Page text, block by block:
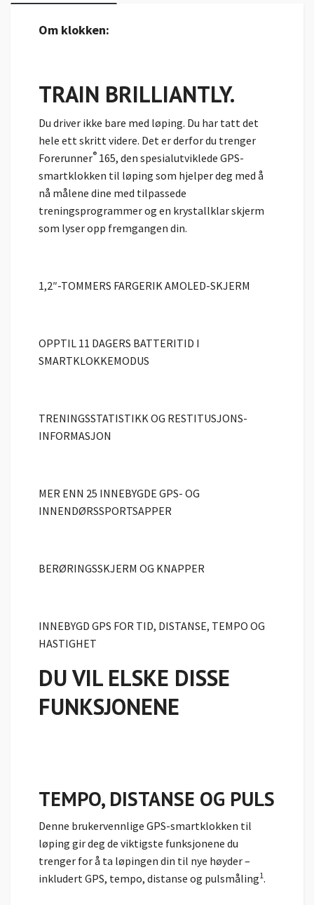
Om klokken:
TRAIN BRILLIANTLY.
Du driver ikke bare med løping. Du har tatt det
hele ett skritt videre. Det er derfor du trenger
Forerunner® 165, den spesialutviklede GPS-
smartklokken til løping som hjelper deg med å
nå målene dine med tilpassede
treningsprogrammer og en krystallklar skjerm
som lyser opp fremgangen din.
1,2″-TOMMERS FARGERIK AMOLED-SKJERM
OPPTIL 11 DAGERS BATTERITID I
SMARTKLOKKEMODUS
TRENINGSSTATISTIKK OG RESTITUSJONS­
INFORMASJON
MER ENN 25 INNEBYGDE GPS- OG
INNENDØRSSPORTSAPPER
BERØRINGSSKJERM OG KNAPPER
INNEBYGD GPS FOR TID, DISTANSE, TEMPO OG
HASTIGHET
DU VIL ELSKE DISSE
FUNKSJONENE
TEMPO, DISTANSE OG PULS
Denne brukervennlige GPS-smartklokken til
løping gir deg de viktigste funksjonene du
trenger for å ta løpingen din til nye høyder –
inkludert GPS, tempo, distanse og pulsmåling1.